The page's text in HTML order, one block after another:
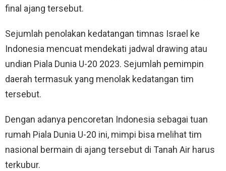
final ajang tersebut.
Sejumlah penolakan kedatangan timnas Israel ke
Indonesia mencuat mendekati jadwal drawing atau
undian Piala Dunia U-20 2023. Sejumlah pemimpin
daerah termasuk yang menolak kedatangan tim
tersebut.
Dengan adanya pencoretan Indonesia sebagai tuan
rumah Piala Dunia U-20 ini, mimpi bisa melihat tim
nasional bermain di ajang tersebut di Tanah Air harus
terkubur.